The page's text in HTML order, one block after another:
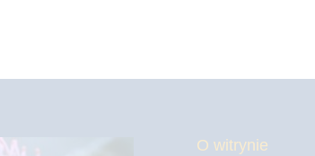
O witrynie